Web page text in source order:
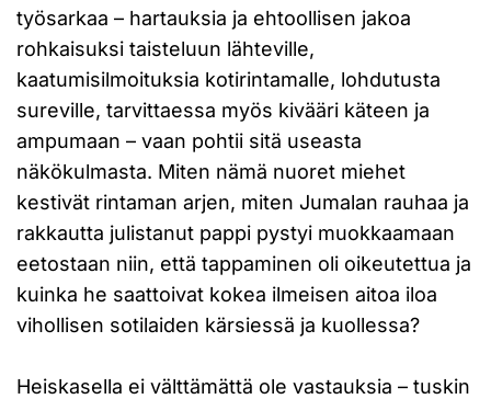
työsarkaa – hartauksia ja ehtoollisen jakoa
rohkaisuksi taisteluun lähteville,
kaatumisilmoituksia kotirintamalle, lohdutusta
sureville, tarvittaessa myös kivääri käteen ja
ampumaan – vaan pohtii sitä useasta
näkökulmasta. Miten nämä nuoret miehet
kestivät rintaman arjen, miten Jumalan rauhaa ja
rakkautta julistanut pappi pystyi muokkaamaan
eetostaan niin, että tappaminen oli oikeutettua ja
kuinka he saattoivat kokea ilmeisen aitoa iloa
vihollisen sotilaiden kärsiessä ja kuollessa?
Heiskasella ei välttämättä ole vastauksia – tuskin